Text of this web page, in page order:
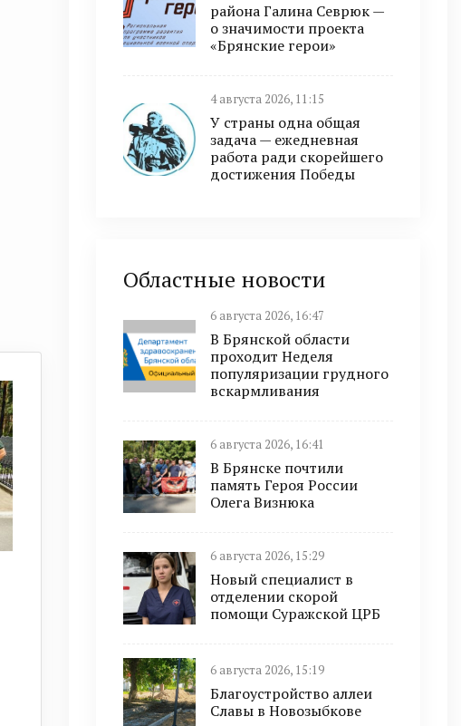
района Галина Севрюк —
о значимости проекта
«Брянские герои»
4 августа 2026, 11:15
У страны одна общая
задача — ежедневная
работа ради скорейшего
достижения Победы
Областные новости
6 августа 2026, 16:47
В Брянской области
проходит Неделя
популяризации грудного
вскармливания
6 августа 2026, 16:41
В Брянске почтили
память Героя России
Олега Визнюка
6 августа 2026, 15:29
Новый специалист в
отделении скорой
помощи Суражской ЦРБ
6 августа 2026, 15:19
Благоустройство аллеи
Славы в Новозыбкове